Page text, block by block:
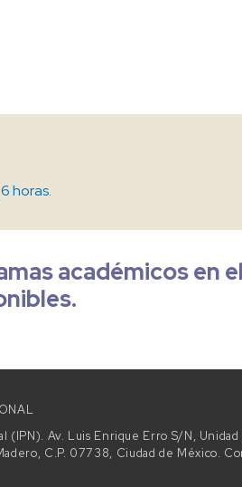
horas.
académicos en
(IPN). Av. Luis Enrique Erro S/N,
C.P. 07738, Ciudad de México.